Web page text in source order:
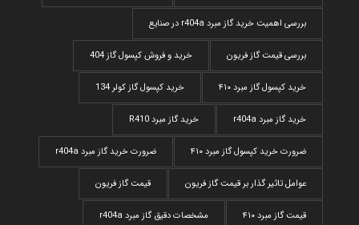
بررسی اهمیت خرید گاز مبرد r404a در صنایع
بررسی قیمت گاز فریون خرید و فروش کپسول گاز 404
خرید کپسول گاز مبرد ۴۱۰ خرید کپسول گاز کولر 134
خرید گاز مبرد r404a خرید گاز مبرد R410
ضرورت خرید کپسول گاز مبرد ۴۱۰ ضرورت خرید گاز مبرد r404a
عوامل تاثیر گذار بر قیمت گاز فریون قیمت گاز فریون
قیمت گاز مبرد ۴۱۰ مشخصات دقیق گاز مبرد r404a